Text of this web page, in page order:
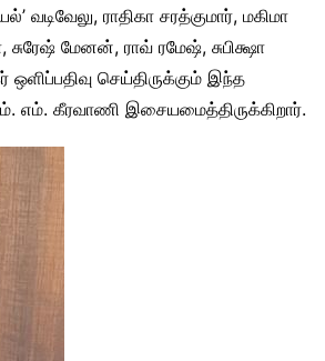
ராதிகா சரத்குமார், மகிமா
சுரேஷ் மேனன், ராவ் ரமேஷ், சுபிக்ஷா
ஒளிப்பதிவு செய்திருக்கும் இந்த
எம். கீரவாணி இசையமைத்திருக்கிறார்.